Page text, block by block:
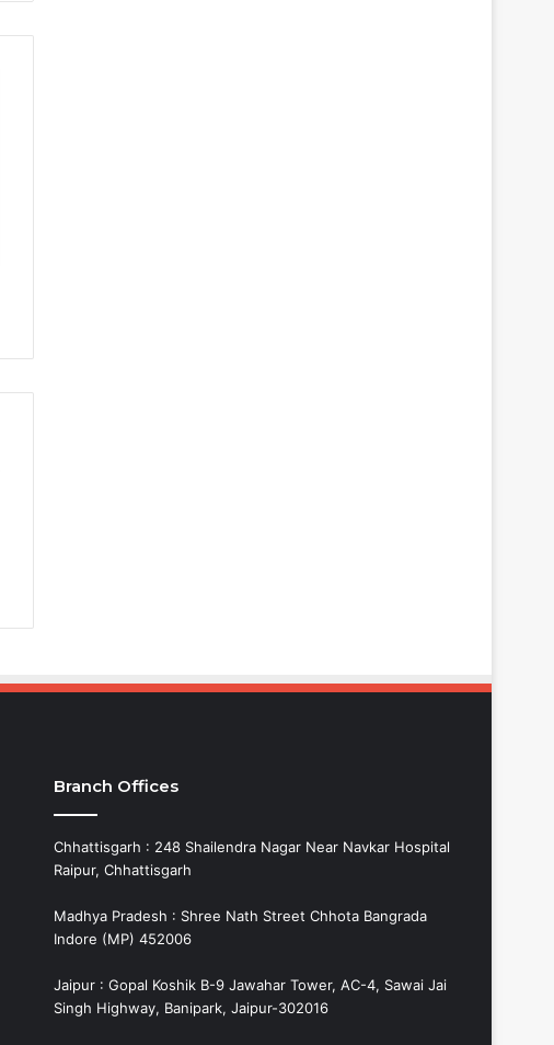
Branch Offices
Chhattisgarh : 248 Shailendra Nagar Near Navkar Hospital
Raipur, Chhattisgarh
Madhya Pradesh : Shree Nath Street Chhota Bangrada
Indore (MP) 452006
Jaipur : Gopal Koshik B-9 Jawahar Tower, AC-4, Sawai Jai
Singh Highway, Banipark, Jaipur-302016